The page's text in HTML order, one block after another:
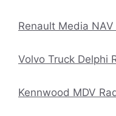
Renault Media
Volvo Truck Delphi
Kennwood MDV